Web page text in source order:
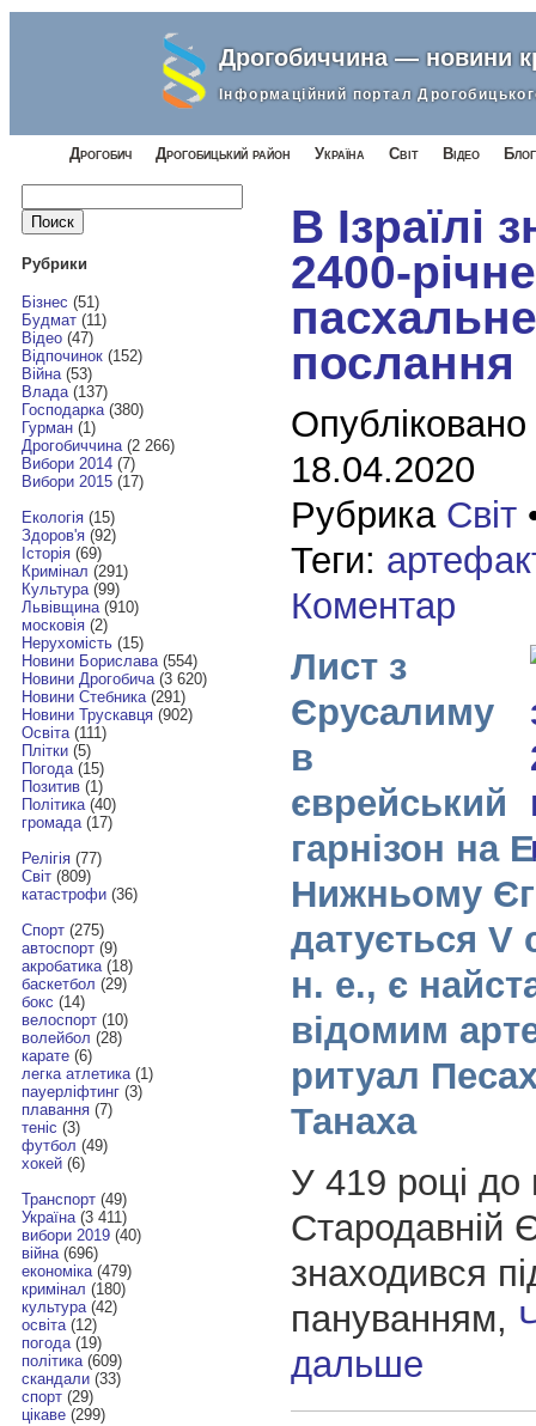
Дрогобиччина — новини
Інформаційний портал
Дрогобич Дрогобицький район Україна Світ Відео
Найти:
Рубрики
Бізнес (51)
Будмат(11)
Відео(47)
Відпочинок(152)
Війна(53)
Влада(137)
Господарка(380)
Гурман(1)
Дрогобиччина(2 266)
Вибори 2014(7)
Вибори 2015(17)
Екологія(15)
Здоров'я(92)
Історія(69)
Кримінал (291)
Культура(99)
Львівщина(910)
московія(2)
Нерухомість(15)
Новини Борислава(554)
Новини Дрогобича(3 620)
Новини Стебника(291)
Новини Трускавця(902)
Освіта(111)
Плітки(5)
Погода(15)
Позитив(1)
Політика(40)
громада(17)
Релігія(77)
Світ(809)
катастрофи(36)
Спорт(275)
автоспорт(9)
акробатика(18)
баскетбол (29)
бокс (14)
велоспорт(10)
волейбол (28)
карате(6)
легка атлетика(1)
пауерліфтинг(3)
плавання(7)
теніс (3)
футбол (49)
хокей(6)
Транспорт(49)
Україна(3 411)
вибори 2019(40)
війна(696)
економіка(479)
кримінал (180)
культура(42)
освіта(12)
погода(19)
політика(609)
скандали(33)
спорт(29)
цікаве(299)
В Ізраїлі
2400-річне
пасхальне
послання
18.04.2020
Рубрика Світ
Теги:
Коментар
Лист з
Єрусалиму
в
єврейський
гарнізон на
Нижньому
датується V
н. е., є
відомим
ритуал
Танаха
У 419 році до
Стародавній
знаходився
пануванням,
дальше